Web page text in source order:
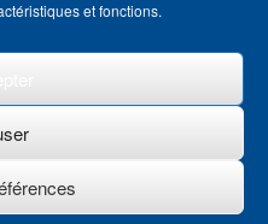
et fonctions.
SiteOrigin